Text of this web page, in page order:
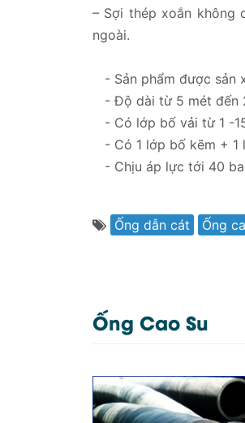
– Sợi thép xoắn
ngoài.
- Sản phẩm được sản
- Độ dài từ 5 mét đến
- Có lớp bố vải từ 1 -
- Có 1 lớp bố kẽm + 1
- Chịu áp lực tới 40
Ống dẫn cát Ống
Ống Cao Su